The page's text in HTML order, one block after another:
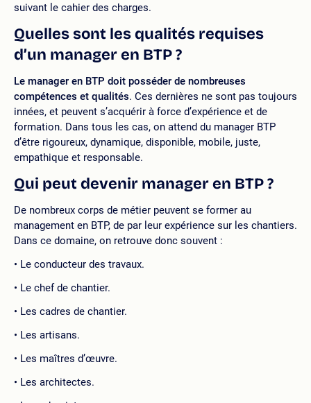
suivant le cahier des charges.
Quelles sont les qualités requises
d’un manager en BTP ?
Le manager en BTP doit posséder de nombreuses
compétences et qualités. Ces dernières ne sont pas toujours
innées, et peuvent s’acquérir à force d’expérience et de
formation. Dans tous les cas, on attend du manager BTP
d’être rigoureux, dynamique, disponible, mobile, juste,
empathique et responsable.
Qui peut devenir manager en BTP ?
De nombreux corps de métier peuvent se former au
management en BTP, de par leur expérience sur les chantiers.
Dans ce domaine, on retrouve donc souvent :
Le conducteur des travaux.
Le chef de chantier.
Les cadres de chantier.
Les artisans.
Les maîtres d’œuvre.
Les architectes.